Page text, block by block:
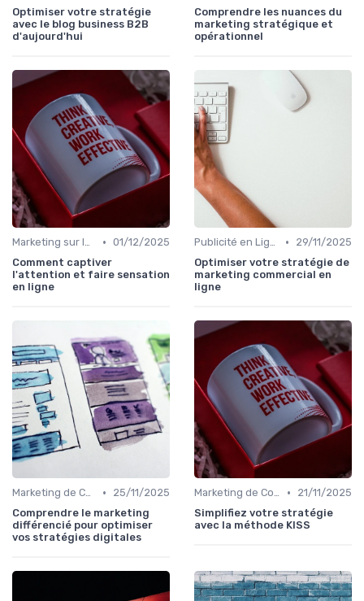
Optimiser votre stratégie
avec le blog business B2B
d'aujourd'hui
Comprendre les nuances du
marketing stratégique et
opérationnel
Marketing sur les Réseaux Sociaux • 01/12/2025
Comment captiver
l'attention et faire sensation
en ligne
Publicité en Ligne (PPC, Display) •
29/11/2025
Optimiser votre stratégie de
marketing commercial en
ligne
Marketing de Contenu •
25/11/2025
Comprendre le marketing
différencié pour optimiser
vos stratégies digitales
Marketing de Contenu •
21/11/2025
Simplifiez votre stratégie
avec la méthode KISS